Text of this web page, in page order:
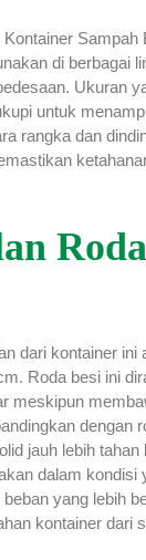
Sampah
di berbagai
Ukuran
untuk
rangka dan
dari kontainer ini
Roda besi ini
meskipun
dengan
jauh lebih
dalam kondisi
yang lebih
kontainer dari